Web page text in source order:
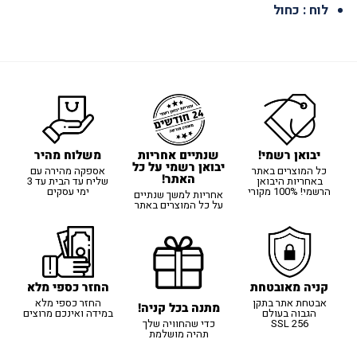
לוח : כחול
יבואן רשמי!
כל המוצרים באתר
באחריות היבואן
הרשמי! 100% מקורי
שנתיים אחריות
יבואן רשמי על כל
האתר!
אחריות למשך שנתיים
על כל המוצרים באתר
משלוח מהיר
אספקה מהירה עם
שליח עד הבית עד 3
ימי עסקים
קניה מאובטחת
אבטחת אתר בתקן
הגבוה בעולם
SSL 256
מתנה בכל קניה!
כדי שהחוויה שלך
תהיה מושלמת
החזר כספי מלא
החזר כספי מלא
במידה ואינכם מרוצים